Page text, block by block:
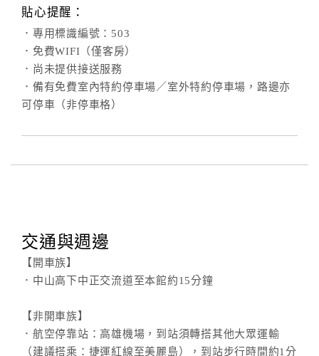
查
詢
訂
房
國
房
收
據
貼心提醒：
．專用標識編號：503
．免費WIFI（僅客房）
．尚未提供接送服務
．備有免費室內特約停車場／室外特約停車場，路邊亦
可停車（非停車格）
交通與週邊
【開車族】
．中山高下中正交流道至本館約15分鐘
【非開車族】
．航空停靠站：高雄機場，到站須轉搭其他大眾運輸
（建議搭乘：捷運紅線至美麗島），到站步行時間約1分